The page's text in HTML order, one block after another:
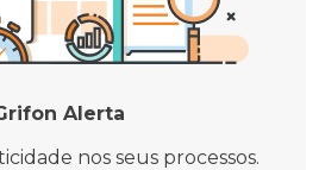
Alerta
nos seus processos.